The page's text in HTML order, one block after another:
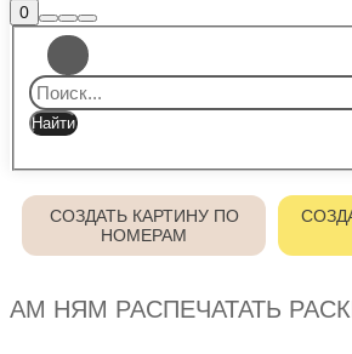
0Боковая
панель
магазина
Найти
Больше
информации
Главное
меню
СОЗДАТЬ КАРТИНУ ПО
НОМЕРАМ
АМ НЯМ РАСПЕЧАТАТЬ